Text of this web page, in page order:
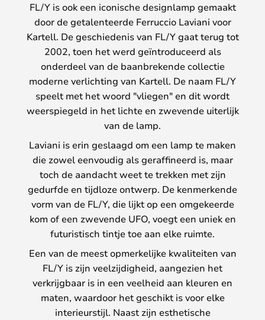
FL/Y is ook een iconische designlamp gemaakt
door de getalenteerde Ferruccio Laviani voor
Kartell. De geschiedenis van FL/Y gaat terug tot
2002, toen het werd geïntroduceerd als
onderdeel van de baanbrekende collectie
moderne verlichting van Kartell. De naam FL/Y
speelt met het woord "vliegen" en dit wordt
weerspiegeld in het lichte en zwevende uiterlijk
van de lamp.
Laviani is erin geslaagd om een lamp te maken
die zowel eenvoudig als geraffineerd is, maar
toch de aandacht weet te trekken met zijn
gedurfde en tijdloze ontwerp. De kenmerkende
vorm van de FL/Y, die lijkt op een omgekeerde
kom of een zwevende UFO, voegt een uniek en
futuristisch tintje toe aan elke ruimte.
Een van de meest opmerkelijke kwaliteiten van
FL/Y is zijn veelzijdigheid, aangezien het
verkrijgbaar is in een veelheid aan kleuren en
maten, waardoor het geschikt is voor elke
interieurstijl. Naast zijn esthetische